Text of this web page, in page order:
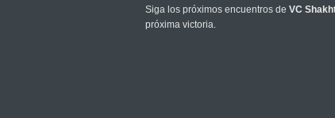
Siga los próximos encuentros de VC
próxima victoria.